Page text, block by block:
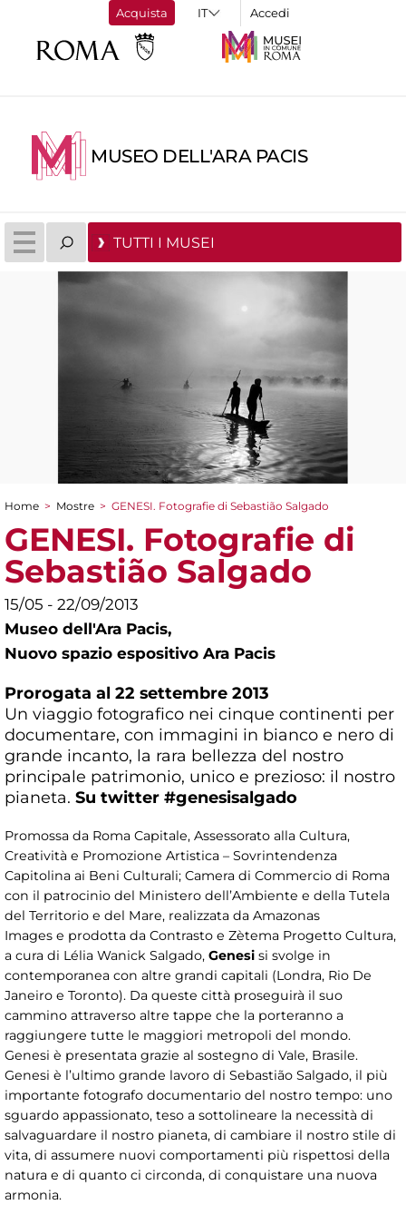
Acquista Accedi
MUSEO DELL'ARA PACIS
TUTTI I MUSEI
Tu sei qui
Home > Mostre > GENESI. Fotografie di Sebastião Salgado
GENESI. Fotografie di
Sebastião Salgado
15/05 - 22/09/2013
Museo dell'Ara Pacis,
Nuovo spazio espositivo Ara Pacis
Prorogata al 22 settembre 2013
Un viaggio fotografico nei cinque continenti per
documentare, con immagini in bianco e nero di
grande incanto, la rara bellezza del nostro
principale patrimonio, unico e prezioso: il nostro
pianeta. Su twitter #genesisalgado
Promossa da Roma Capitale, Assessorato alla Cultura,
Creatività e Promozione Artistica – Sovrintendenza
Capitolina ai Beni Culturali; Camera di Commercio di Roma
con il patrocinio del Ministero dell’Ambiente e della Tutela
del Territorio e del Mare, realizzata da Amazonas
Images e prodotta da Contrasto e Zètema Progetto Cultura,
a cura di Lélia Wanick Salgado, Genesi si svolge in
contemporanea con altre grandi capitali (Londra, Rio De
Janeiro e Toronto). Da queste città proseguirà il suo
cammino attraverso altre tappe che la porteranno a
raggiungere tutte le maggiori metropoli del mondo.
Genesi è presentata grazie al sostegno di Vale, Brasile.
Genesi è l’ultimo grande lavoro di Sebastião Salgado, il più
importante fotografo documentario del nostro tempo: uno
sguardo appassionato, teso a sottolineare la necessità di
salvaguardare il nostro pianeta, di cambiare il nostro stile di
vita, di assumere nuovi comportamenti più rispettosi della
natura e di quanto ci circonda, di conquistare una nuova
armonia.